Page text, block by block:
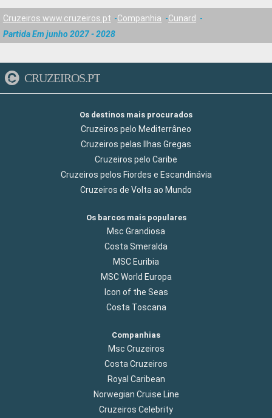
Cruzeiros www.cruzeiros.pt Companhia
Cunard
Partida Em junho 2027 - 2028
CRUZEIROS.PT
Os destinos mais procurados
Cruzeiros pelo Mediterrâneo
Cruzeiros pelas Ilhas Gregas
Cruzeiros pelo Caribe
Cruzeiros pelos Fiordes e Escandinávia
Cruzeiros de Volta ao Mundo
Os barcos mais populares
Msc Grandiosa
Costa Smeralda
MSC Euribia
MSC World Europa
Icon of the Seas
Costa Toscana
Companhias
Msc Cruzeiros
Costa Cruzeiros
Royal Caribean
Norwegian Cruise Line
Cruzeiros Celebrity